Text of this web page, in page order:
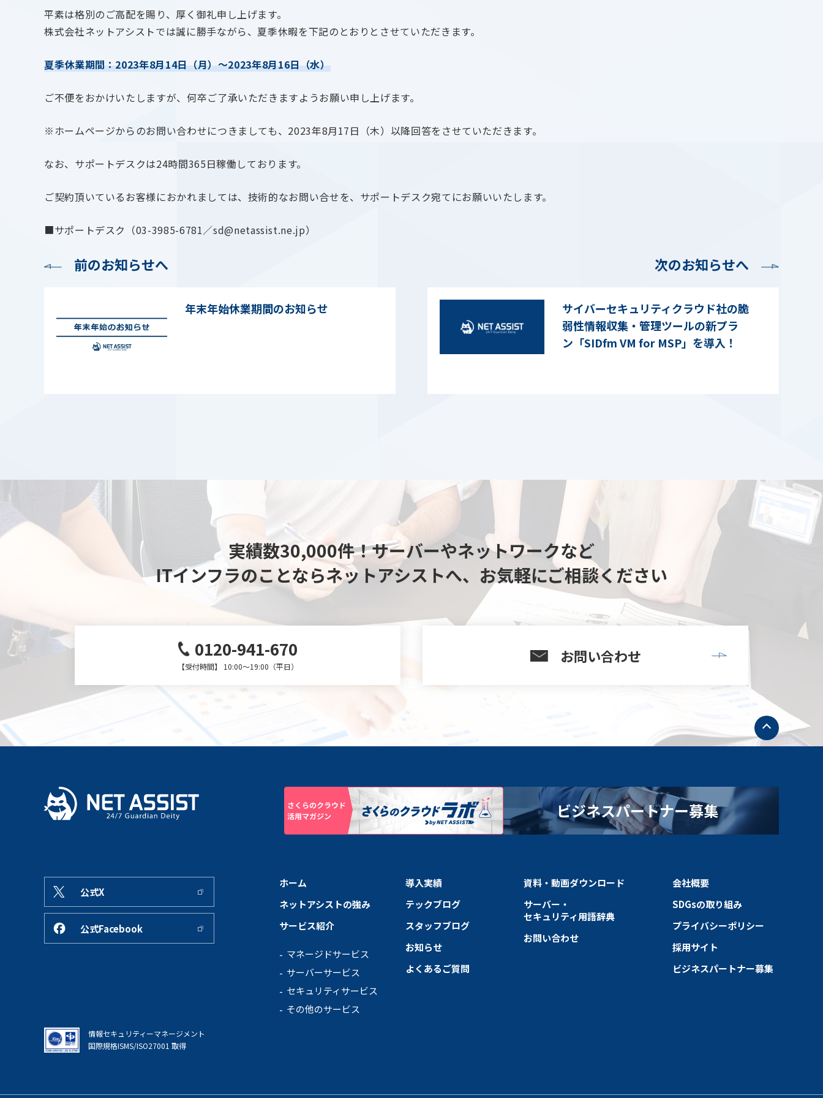
平素は格別のご高配を賜り、厚く御礼申し上げます。
株式会社ネットアシストでは誠に勝手ながら、夏季休暇を下記のとおりとさせていただきます。
夏季休業期間：2023年8月14日（月）～2023年8月16日（水）
ご不便をおかけいたしますが、何卒ご了承いただきますようお願い申し上げます。
※ホームページからのお問い合わせにつきましても、2023年8月17日（木）以降回答をさせていただきます。
なお、サポートデスクは24時間365日稼働しております。
ご契約頂いているお客様におかれましては、技術的なお問い合せを、サポートデスク宛てにお願いいたします。
■サポートデスク（03-3985-6781／sd@netassist.ne.jp）
前のお知らせへ 次のお知らせへ
年末年始休業期間のお知らせ
サイバーセキュリティクラウド社の脆
弱性情報収集・管理ツールの新プラ
ン「SIDfm VM for MSP」を導入！
実績数30,000件！サーバーやネットワークなど
ITインフラのことならネットアシストへ、 お気軽にご相談ください
0120-941-670
【受付時間】 10:00～19:00（平日）
お問い合わせ
ト
ッ
プ
へ
ホーム
ネットアシストの強み
サービス紹介
マネージドサービス
サーバーサービス
セキュリティサービス
その他のサービス
導入実績
テックブログ
スタッフブログ
お知らせ
よくあるご質問
資料・動画ダウンロード
サーバー・
セキュリティ用語辞典
お問い合わせ
会社概要
SDGsの取り組み
プライバシーポリシー
採用サイト
ビジネスパートナー募集
ビジネスパートナー募集
公式X
公式Facebook
情報セキュリティーマネージメント
国際規格ISMS/ISO27001 取得